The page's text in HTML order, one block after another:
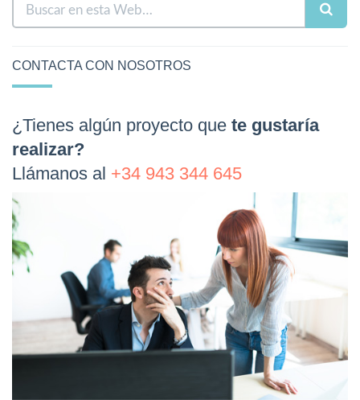
CONTACTA CON NOSOTROS
¿Tienes algún proyecto que te gustaría
realizar?
Llámanos al +34 943 344 645